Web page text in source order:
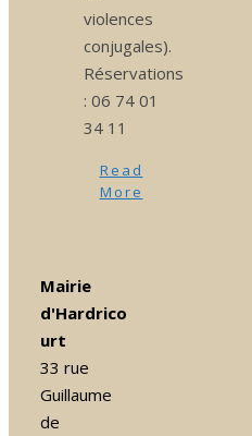
violences
conjugales).
Réservations
: 06 74 01
34 11
Read
More
Mairie
d'Hardrico
urt
33 rue
Guillaume
de